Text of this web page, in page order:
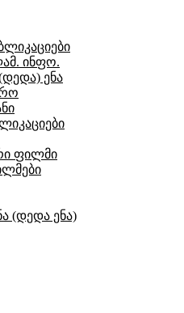
ინფო.
ენა
ფილმი
(დედა ენა)